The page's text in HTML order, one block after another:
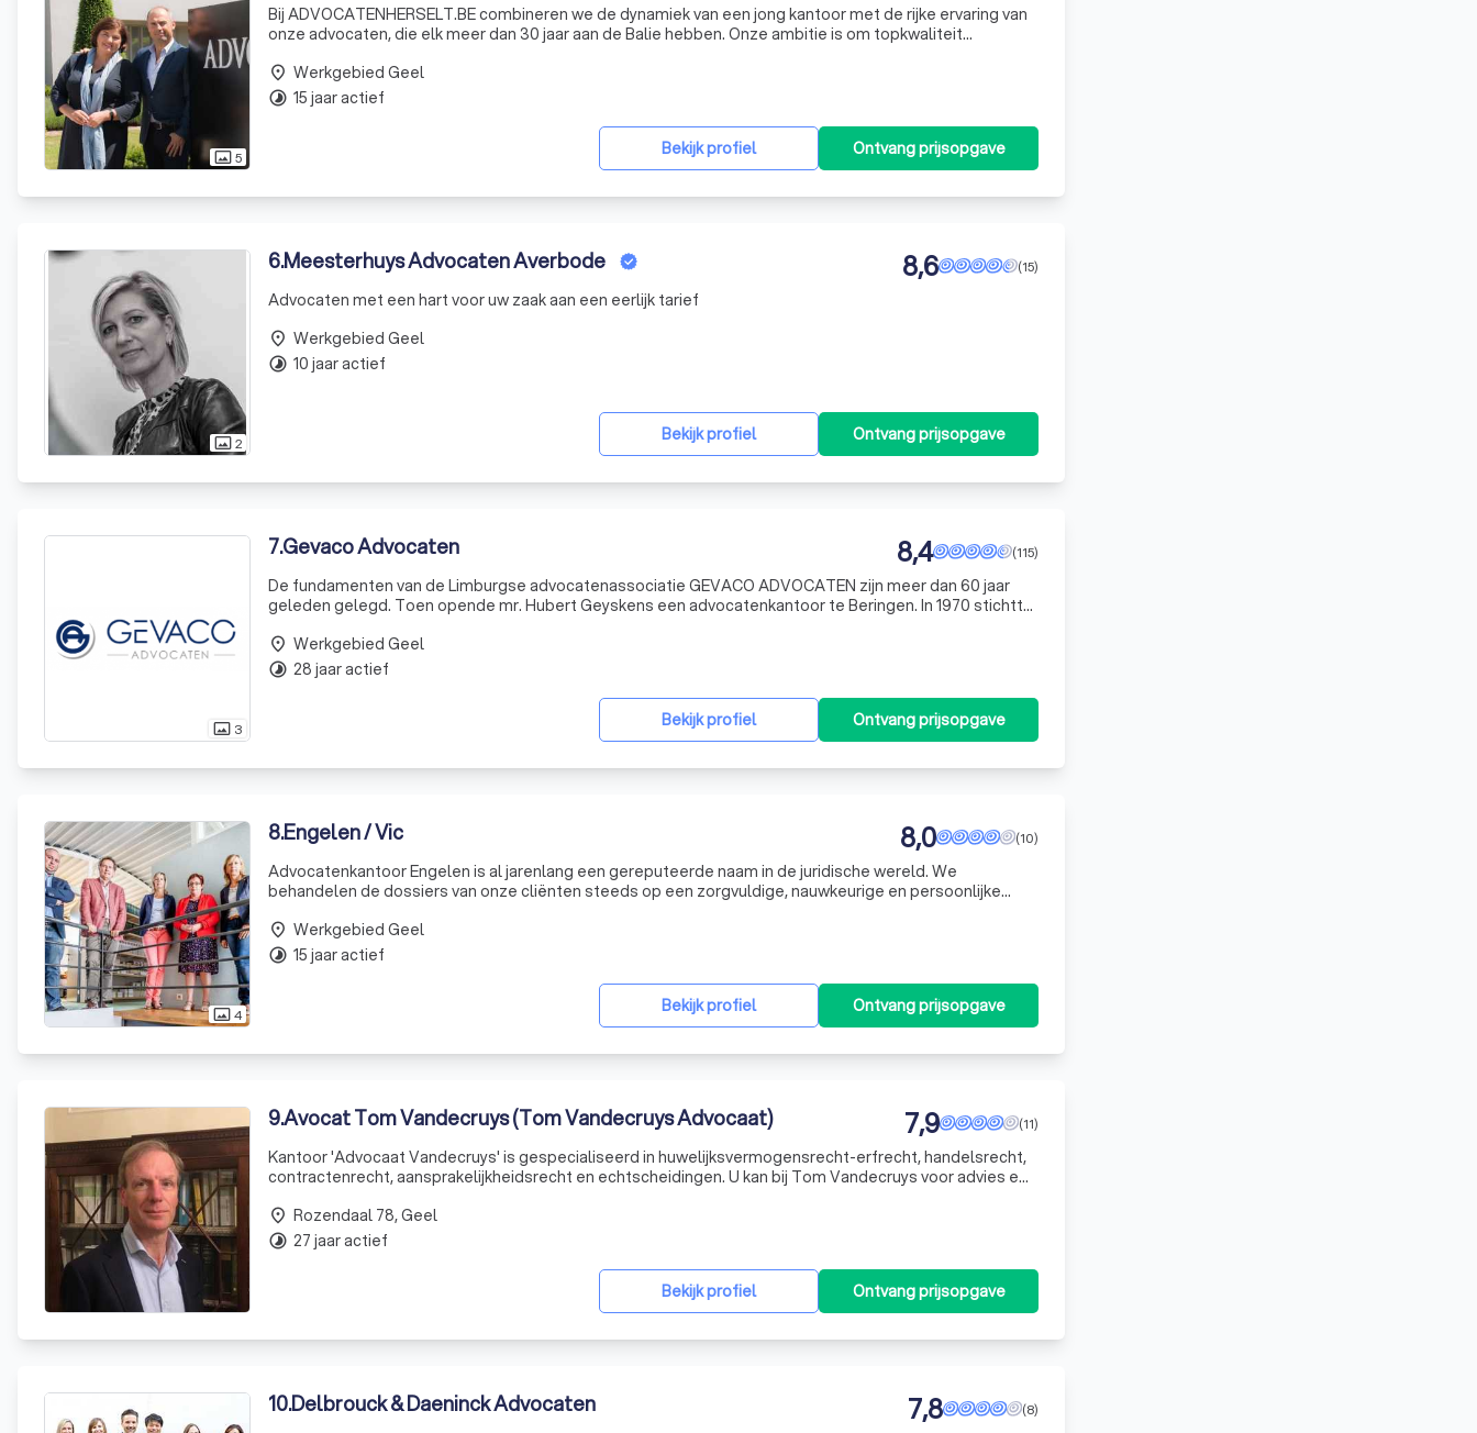
photo_size_select_actual5
Bij ADVOCATENHERSELT.BE combineren we de dynamiek van een jong kantoor met de rijke ervaring van
onze advocaten, die elk meer dan 30 jaar aan de Balie hebben. Onze ambitie is om topkwaliteit
uw zaa
Bekijk profiel Ontvang prijsopgave
place Werkgebied Geel
timelapse 15 jaar actief
photo_size_select_actual2
6.Meesterhuys Advocaten Averbode (15)
8,6
Advocaten met een hart voor uw zaak aan een eerlijk tarief
Bekijk profiel Ontvang prijsopgave
place Werkgebied Geel
timelapse 10 jaar actief
photo_size_select_actual 3
7.Gevaco Advocaten (115)
8,4
De fundamenten van de Limburgse advocatenassociatie GEVACO ADVOCATEN zijn meer dan 60 jaar
geleden gelegd. Toen opende mr. Hubert Geyskens een advocatenkantoor te Beringen. In 1970 stichtte
Onze naam ver
Bekijk profiel Ontvang prijsopgave
place Werkgebied Geel
timelapse 28 jaar actief
photo_size_select_actual4
8.Engelen / Vic (10)
8,0
Advocatenkantoor Engelen is al jarenlang een gereputeerde naam in de juridische wereld. We
behandelen de dossiers van onze cliënten steeds op een zorgvuldige, nauwkeurige en persoonlijke
voor ieder di
Bekijk profiel Ontvang prijsopgave
place Werkgebied Geel
timelapse 15 jaar actief
9.Avocat Tom Vandecruys (Tom Vandecruys Advocaat) (11)
7,9
Kantoor 'Advocaat Vandecruys' is gespecialiseerd in huwelijksvermogensrecht-erfrecht, handelsrecht,
contractenrecht, aansprakelijkheidsrecht en echtscheidingen. U kan bij Tom Vandecruys voor advies en
Bekijk profiel Ontvang prijsopgave
place Rozendaal 78, Geel
timelapse 27 jaar actief
10.Delbrouck & Daeninck Advocaten (8)
7,8